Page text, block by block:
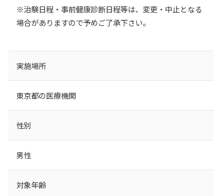
※治験日程・事前健康診断日程等は、変更・中止となる
場合がありますので予めご了承下さい。
実施場所
東京都の医療機関
性別
男性
対象年齢